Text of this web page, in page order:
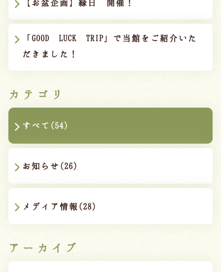
【お盆企画】縁日 開催！
「GOOD LUCK TRIP」で当館をご紹介いた
だきました！
カテゴリ
すべて(54)
お知らせ(26)
メディア情報(28)
アーカイブ